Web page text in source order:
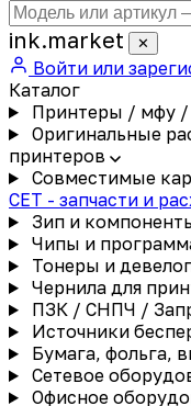
ink.market ✕
Войти или
Каталог
Принтеры / мфу /
Оригинальные
принтеров
Совместимые
CET - запчасти и
Зип и
Чипы и
Тонеры и
Чернила для
ПЗК / СНПЧ /
Источники
Бумага, фольга,
Сетевое
Офисное